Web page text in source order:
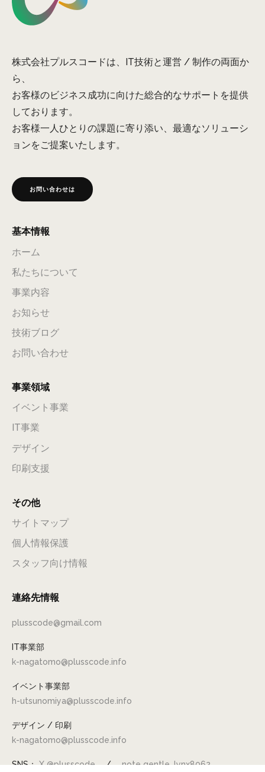
株式会社プルスコードは、IT技術と運営 / 制作の両面か
ら、
お客様のビジネス成功に向けた総合的なサポートを提供
しております。
お客様一人ひとりの課題に寄り添い、最適なソリューシ
ョンをご提案いたします。
お問い合わせは
基本情報
ホーム
私たちについて
事業内容
お知らせ
技術ブログ
お問い合わせ
事業領域
イベント事業
IT事業
デザイン
印刷支援
その他
サイトマップ
個人情報保護
スタッフ向け情報
連絡先情報
plusscode@gmail.com
IT事業部
k-nagatomo@plusscode.info
イベント事業部
h-utsunomiya@plusscode.info
デザイン / 印刷
k-nagatomo@plusscode.info
SNS：X @plusscode / note gentle_lynx8062